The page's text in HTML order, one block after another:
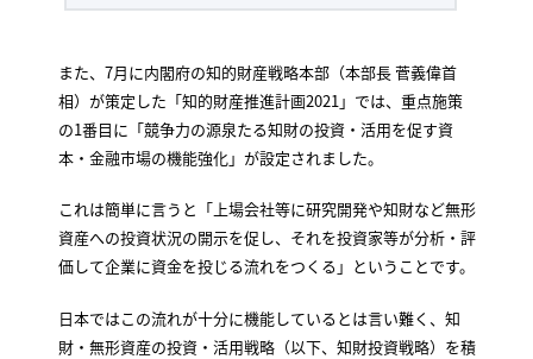
また、7月に内閣府の知的財産戦略本部（本部長 菅義偉首
相）が策定した「知的財産推進計画2021」では、重点施策
の1番目に「競争力の源泉たる知財の投資・活用を促す資
本・金融市場の機能強化」が設定されました。
これは簡単に言うと「上場会社等に研究開発や知財など無形
資産への投資状況の開示を促し、それを投資家等が分析・評
価して企業に資金を投じる流れをつくる」ということです。
日本ではこの流れが十分に機能しているとは言い難く、知
財・無形資産の投資・活用戦略（以下、知財投資戦略）を積